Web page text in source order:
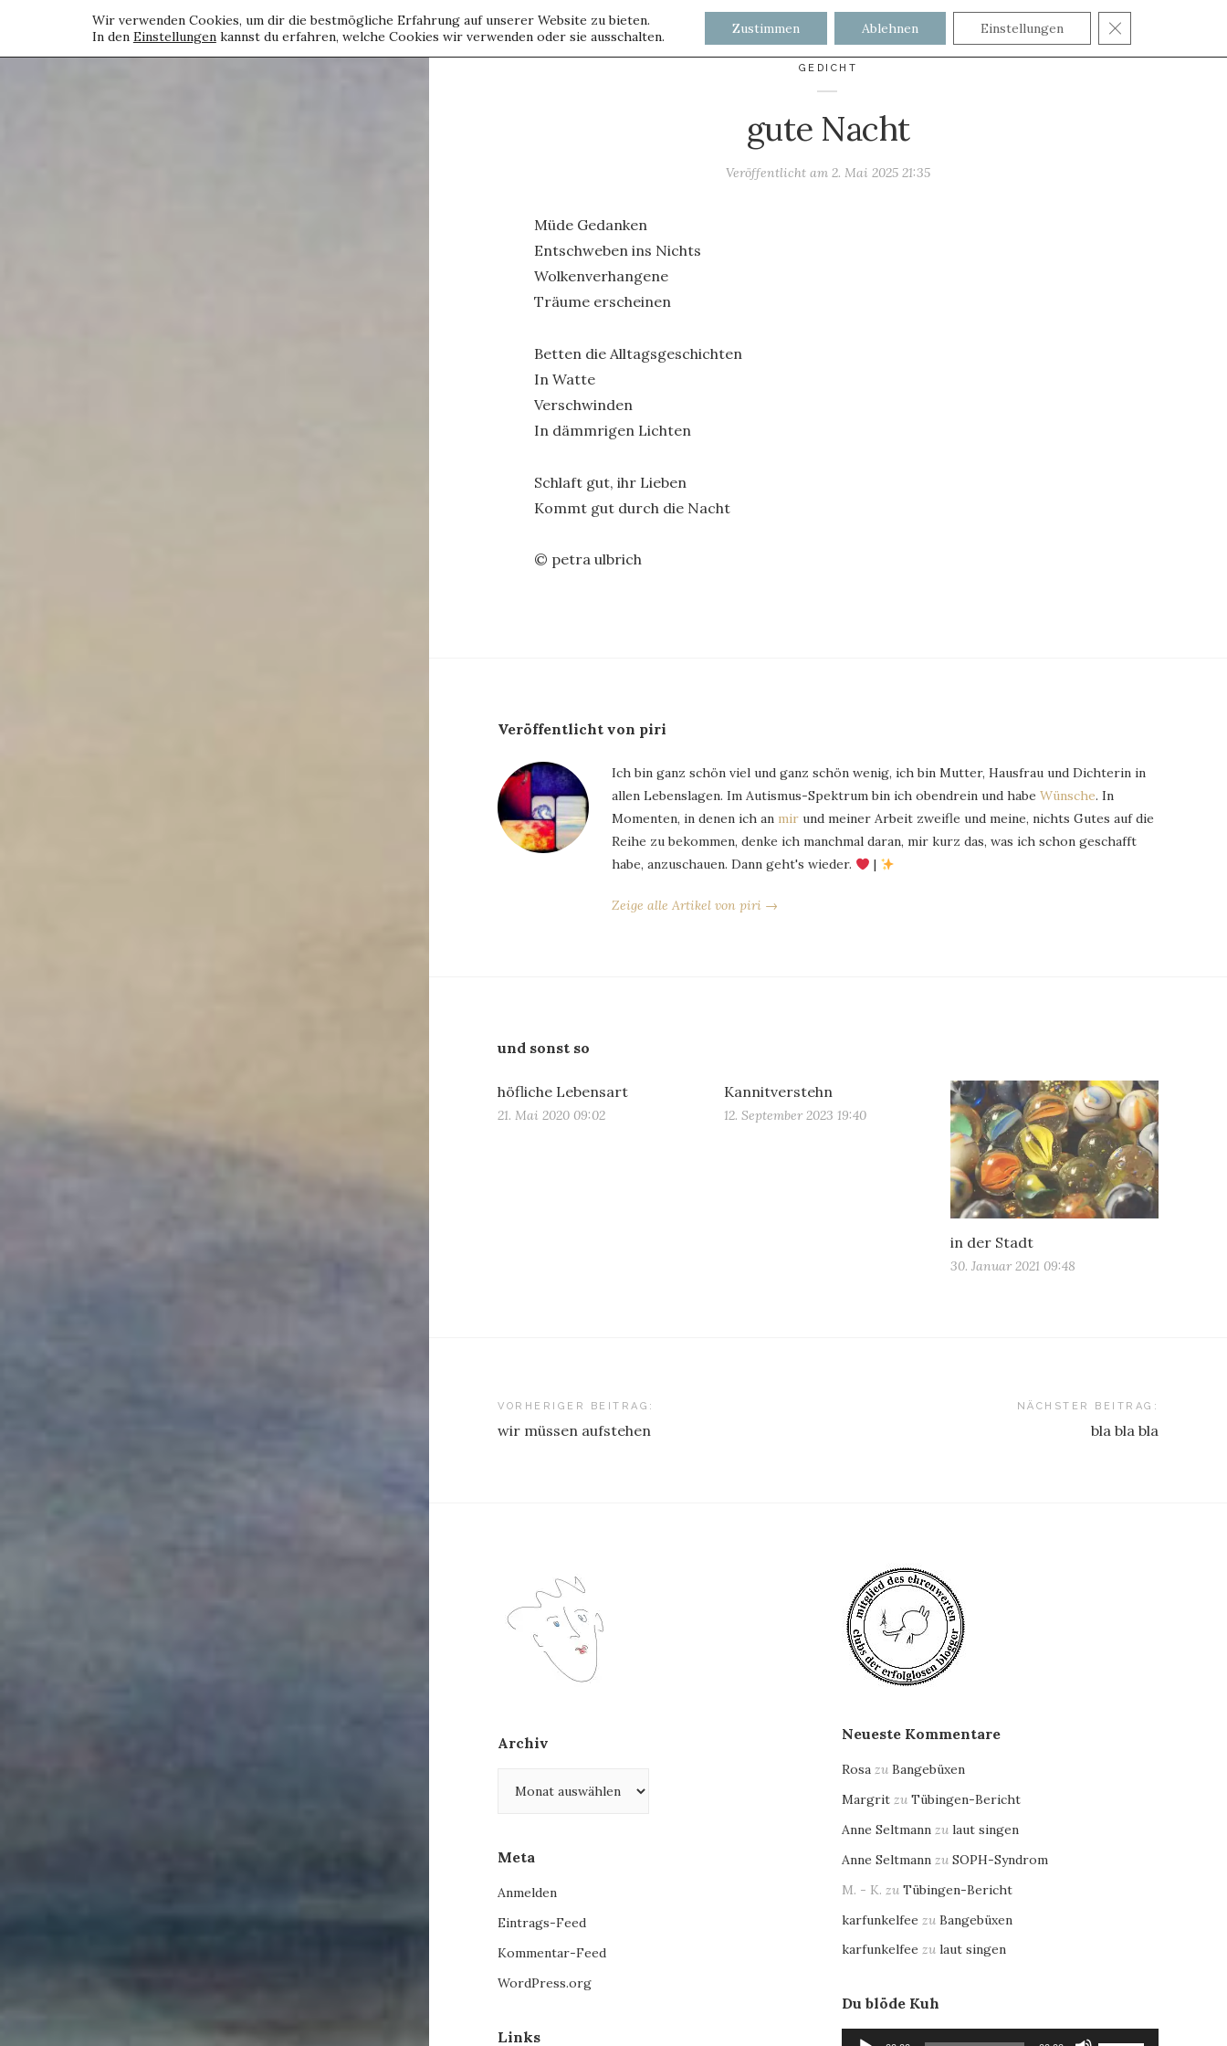
GEDICHT
gute Nacht
Veröffentlicht am2. Mai 2025 21:35
Müde Gedanken
Entschweben ins Nichts
Wolkenverhangene
Träume erscheinen
Betten die Alltagsgeschichten
In Watte
Verschwinden
In dämmrigen Lichten
Schlaft gut, ihr Lieben
Kommt gut durch die Nacht
© petra ulbrich
Veröffentlicht von piri
Ich bin ganz schön viel und ganz schön wenig, ich bin Mutter, Hausfrau und Dichterin in
allen Lebenslagen. Im Autismus-Spektrum bin ich obendrein und habeWünsche. In
Momenten, in denen ich an mir und meiner Arbeit zweifle und meine, nichts Gutes auf die
Reihe zu bekommen, denke ich manchmal daran, mir kurz das, was ich schon geschafft
habe, anzuschauen. Dann geht's wieder.
|
Zeige alle Artikel von piri →
und sonst so
höfliche Lebensart
21. Mai 2020 09:02
Kannitverstehn
12. September 2023 19:40
in der Stadt
30. Januar 2021 09:48
Beitragsnavigation
VORHERIGER BEITRAG:
wir müssen aufstehen
NÄCHSTER BEITRAG:
bla bla bla
Archiv
Meta
Anmelden
Eintrags-Feed
Kommentar-Feed
WordPress.org
Links
Neueste Kommentare
Rosa zuBangebüxen
Margrit zuTübingen-Bericht
Anne Seltmann zulaut singen
Anne Seltmann zuSOPH-Syndrom
M. - K. zuTübingen-Bericht
karfunkelfee zuBangebüxen
karfunkelfee zulaut singen
Du blöde Kuh
Audio-
Wir verwenden Cookies, um dir die bestmögliche Erfahrung auf unserer Website zu bieten.
In den Einstellungenkannst du erfahren, welche Cookies wir verwenden oder sie ausschalten. Zustimmen Ablehnen Einstellungen GDPR